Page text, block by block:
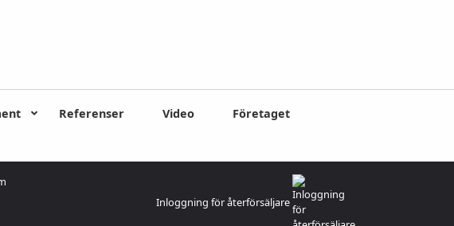
Referenser Video
Företaget
Inloggning för återförsäljare